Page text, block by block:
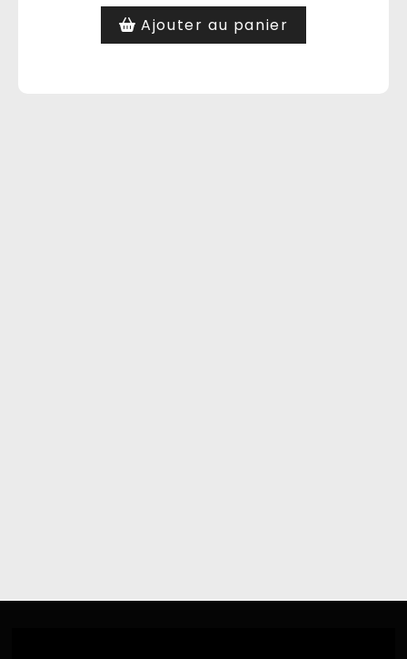
Ajouter au panier